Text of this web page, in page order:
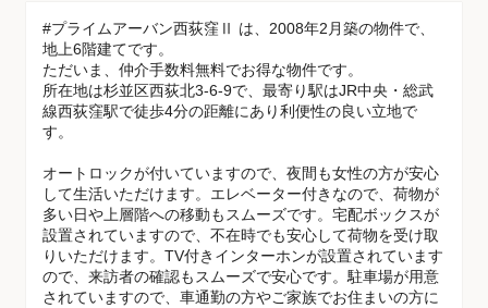
#プライムアーバン西荻窪Ⅱ は、2008年2月築の物件で、
地上6階建てです。
ただいま、仲介手数料無料でお得な物件です。
所在地は杉並区西荻北3-6-9で、最寄り駅はJR中央・総武
線西荻窪駅で徒歩4分の距離にあり利便性の良い立地で
す。
オートロックが付いていますので、夜間も女性の方が安心
して生活いただけます。エレベーター付きなので、荷物が
多い日や上層階への移動もスムーズです。宅配ボックスが
設置されていますので、不在時でも安心して荷物を受け取
りいただけます。TV付きインターホンが設置されています
ので、来訪者の確認もスムーズで安心です。駐車場が用意
されていますので、車通勤の方やご家族でお住まいの方に